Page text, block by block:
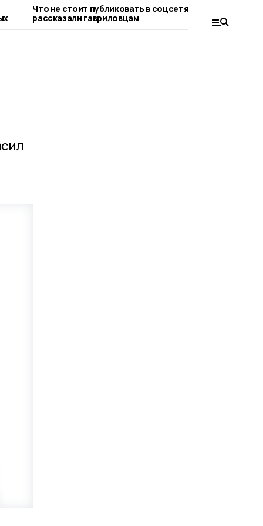
Что не стоит публиковать в соцсетях,
рассказали гавриловцам